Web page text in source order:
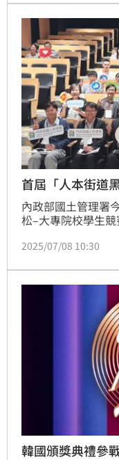
中亦有偶〉將掌中
下觀眾看得瞠目結
高的表演節目。
首屆「人本街道
內政部國土管理署
松–大專院校學生
台協會，共同頒獎
優化與創新。這次
共吸引近50組大專
2025/07/08 10:30
韓國頒獎典禮參